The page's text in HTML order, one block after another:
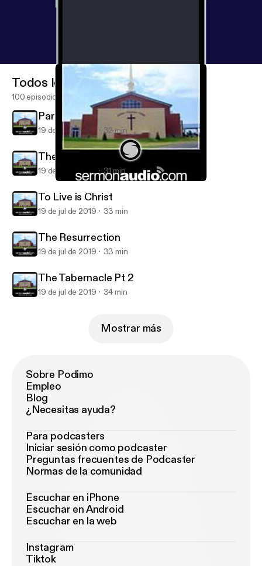
Calvary Christian Center
Todos los episodios
100 episodios
Partners in Advancing the Gospel
19 de jul de 2019 32 min
The Tabernacle Pt 4
19 de jul de 2019 31 min
To Live is Christ
19 de jul de 2019 33 min
The Resurrection
19 de jul de 2019 33 min
The Tabernacle Pt 2
19 de jul de 2019 34 min
Mostrar más
Sobre Podimo
Empleo
Blog
¿Necesitas ayuda?
Para podcasters
Iniciar sesión como podcaster
Preguntas frecuentes de Podcaster
Normas de la comunidad
Escuchar en iPhone
Escuchar en Android
Escuchar en la web
Instagram
Tiktok